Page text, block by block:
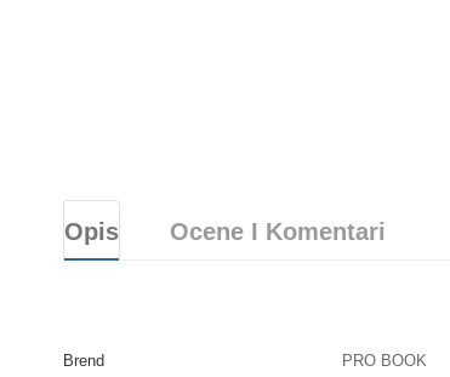
Opis Ocene I Komentari
Brend PRO BOOK